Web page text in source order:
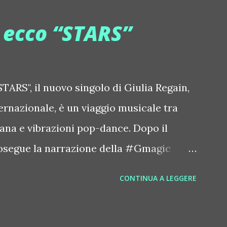
metroarea Deian ::
Dixon ::
Jon Hopkins ::
“STARS”
il nuovo singolo di Giulia Regain,
è un viaggio musicale tra
e vibrazioni pop-dance. Dopo il
la narrazione della #Gmagic
CONTINUA A LEGGERE